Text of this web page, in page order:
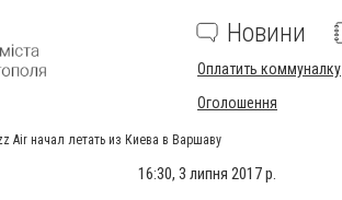
Новини
Оплатить коммуналку
Оголошення
Air начал летать из Киева в Варшаву
16:30, 3 липня 2017 р.